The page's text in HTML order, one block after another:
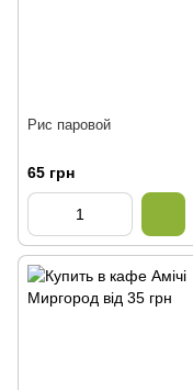
Рис паровой
65 грн